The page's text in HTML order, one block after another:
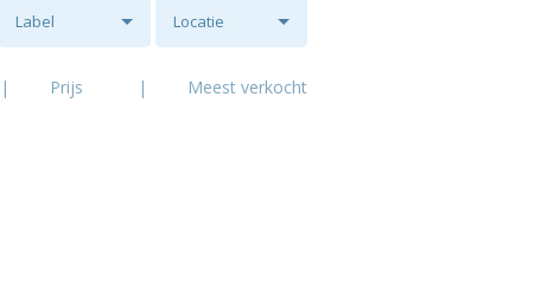
Label Locatie
| Prijs | Meest verkocht